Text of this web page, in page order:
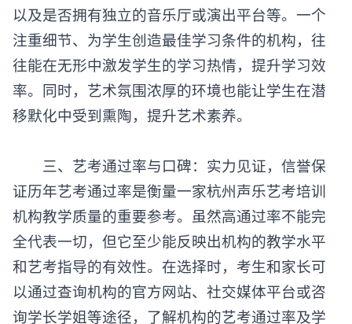
以及是否拥有独立的音乐厅或演出平台等。一个
注重细节、为学生创造最佳学习条件的机构，往
往能在无形中激发学生的学习热情，提升学习效
率。同时，艺术氛围浓厚的环境也能让学生在潜
移默化中受到熏陶，提升艺术素养。
三、艺考通过率与口碑：实力见证，信誉保
证历年艺考通过率是衡量一家杭州声乐艺考培训
机构教学质量的重要参考。虽然高通过率不能完
全代表一切，但它至少能反映出机构的教学水平
和艺考指导的有效性。在选择时，考生和家长可
以通过查询机构的官方网站、社交媒体平台或咨
询学长学姐等途径，了解机构的艺考通过率及学